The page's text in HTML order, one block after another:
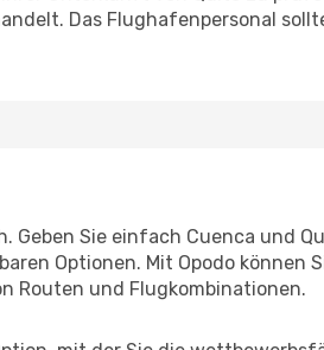
Das Flughafenpersonal
Geben Sie einfach Cuenca und
Optionen. Mit Opodo können
Routen und Flugkombinationen.